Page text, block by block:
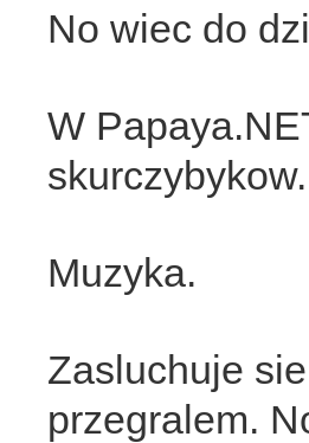
No wiec do
W
skurczybykow.
Muzyka.
Zasluchuje
przegralem.